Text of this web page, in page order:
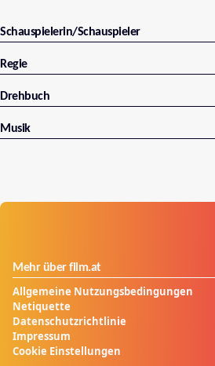
abseits der regulären Straßen folgen.
Schauspielerin/Schauspieler
Regie
Drehbuch
Musik
Mehr über film.at
Allgemeine Nutzungsbedingungen
Netiquette
Datenschutzrichtlinie
Impressum
Cookie Einstellungen